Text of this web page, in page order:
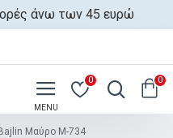
άνω των 45 ευρώ
0 0
Bajlin Μαύρο M-734